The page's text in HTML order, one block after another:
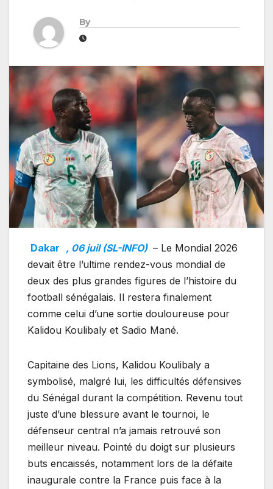
By
Dakar , 06 juil (SL-INFO) – Le Mondial 2026
devait être l’ultime rendez-vous mondial de
deux des plus grandes figures de l’histoire du
football sénégalais. Il restera finalement
comme celui d’une sortie douloureuse pour
Kalidou Koulibaly et Sadio Mané.
​Capitaine des Lions, Kalidou Koulibaly a
symbolisé, malgré lui, les difficultés défensives
du Sénégal durant la compétition. Revenu tout
juste d’une blessure avant le tournoi, le
défenseur central n’a jamais retrouvé son
meilleur niveau. Pointé du doigt sur plusieurs
buts encaissés, notamment lors de la défaite
inaugurale contre la France puis face à la